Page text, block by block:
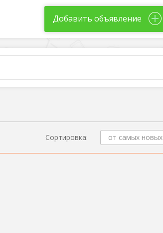
Добавить объявление
Сортировка: от самых новых